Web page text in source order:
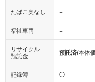
たばこ臭なし −
福祉車両 −
リサイクル
預託金
預託済(本体
記録簿 ◯